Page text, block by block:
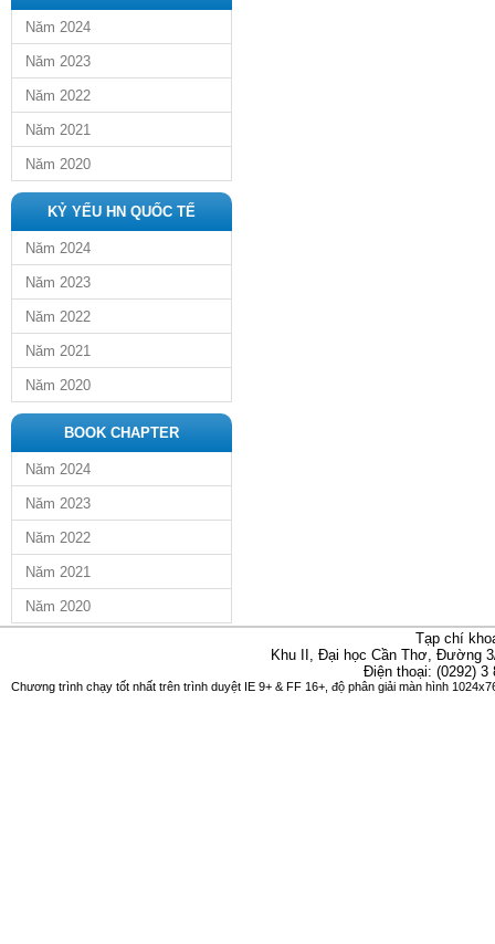
Năm 2024
Năm 2023
Năm 2022
Năm 2021
Năm 2020
KỶ YẾU HN QUỐC TẾ
Năm 2024
Năm 2023
Năm 2022
Năm 2021
Năm 2020
BOOK CHAPTER
Năm 2024
Năm 2023
Năm 2022
Năm 2021
Năm 2020
Tạp chí
Khu II, Đại học Cần Thơ, Đường
Điện thoại: (0292)
Chương trình chạy tốt nhất trên trình duyệt IE 9+ & FF 16+, độ phân giải màn hình